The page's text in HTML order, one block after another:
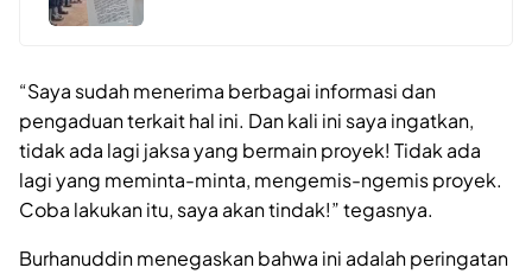
“Saya sudah menerima berbagai informasi dan
pengaduan terkait hal ini. Dan kali ini saya ingatkan,
tidak ada lagi jaksa yang bermain proyek! Tidak ada
lagi yang meminta-minta, mengemis-ngemis proyek.
Coba lakukan itu, saya akan tindak!” tegasnya.
Burhanuddin menegaskan bahwa ini adalah peringatan